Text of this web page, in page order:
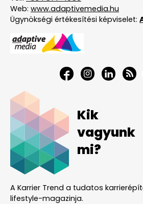
Web: www.adaptivemedia.hu
Ügynökségi értékesítési képviselet:
Kik
vagyunk
mi?
A Karrier Trend a tudatos
lifestyle-magazinja.